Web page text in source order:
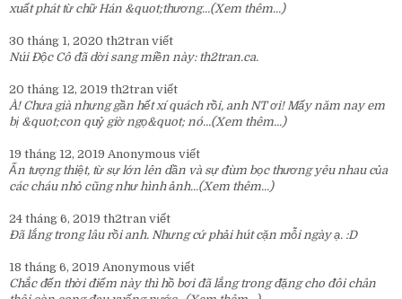
xuất phát từ chữ Hán &quot;thương...(Xem thêm...)
30 tháng 1, 2020 th2tran viết
Núi Độc Cô đã dời sang miền này: th2tran.ca.
20 tháng 12, 2019 th2tran viết
À! Chưa già nhưng gần hết xí quách rồi, anh NT ơi! Mấy năm nay em
bị &quot;con quỷ giờ ngọ&quot; nó...(Xem thêm...)
19 tháng 12, 2019 Anonymous viết
Ấn tượng thiệt, từ sự lớn lên dần và sự đùm bọc thương yêu nhau của
các cháu nhỏ cũng như hình ảnh...(Xem thêm...)
24 tháng 6, 2019 th2tran viết
Đã lắng trong lâu rồi anh. Nhưng cứ phải hút cặn mỗi ngày ạ. :D
18 tháng 6, 2019 Anonymous viết
Chắc đến thời điểm này thì hồ bơi đã lắng trong đặng cho đôi chân